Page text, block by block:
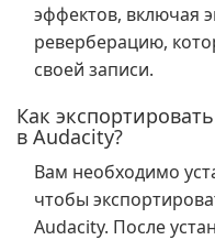
эффектов, включая
реверберацию,
своей записи.
Как
в Audacity?
Вам необходимо
чтобы
Audacity. После